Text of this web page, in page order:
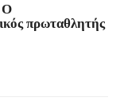
Ο
πρωταθλητής